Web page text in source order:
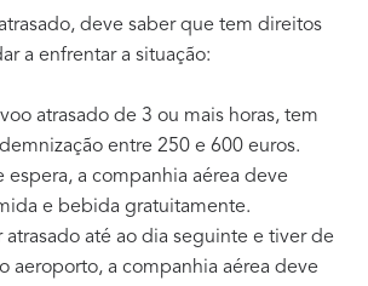
deve saber que tem direitos
a enfrentar a situação:
atrasado de 3 ou mais horas, tem
entre 250 e 600 euros.
espera, a companhia aérea deve
e bebida gratuitamente.
atrasado até ao dia seguinte e tiver de
aeroporto, a companhia aérea deve